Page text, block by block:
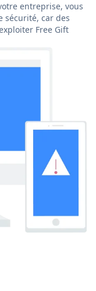
entreprise, vous
sécurité, car des
Free Gift